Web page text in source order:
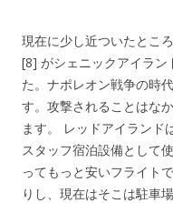
現在に少し近ついたとこ
[8] がシェニックアイラン
た。ナポレオン戦争の時
す。攻撃されることはな
ます。 レッドアイランド
スタッフ宿泊設備として
ってもっと安いフライト
りし、現在はそこは駐車